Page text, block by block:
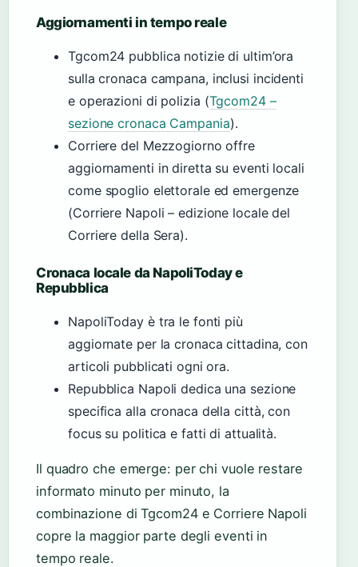
Aggiornamenti in tempo reale
Tgcom24 pubblica notizie di ultim’ora
sulla cronaca campana, inclusi incidenti
e operazioni di polizia (Tgcom24 –
sezione cronaca Campania).
Corriere del Mezzogiorno offre
aggiornamenti in diretta su eventi locali
come spoglio elettorale ed emergenze
(Corriere Napoli – edizione locale del
Corriere della Sera).
Cronaca locale da NapoliToday e
Repubblica
NapoliToday è tra le fonti più
aggiornate per la cronaca cittadina, con
articoli pubblicati ogni ora.
Repubblica Napoli dedica una sezione
specifica alla cronaca della città, con
focus su politica e fatti di attualità.
Il quadro che emerge: per chi vuole restare
informato minuto per minuto, la
combinazione di Tgcom24 e Corriere Napoli
copre la maggior parte degli eventi in
tempo reale.